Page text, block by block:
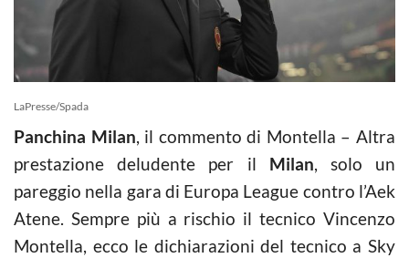
LaPresse/Spada
Panchina Milan, il commento di Montella – Altra
prestazione deludente per il Milan, solo un
pareggio nella gara di Europa League contro l’Aek
Atene. Sempre più a rischio il tecnico Vincenzo
Montella, ecco le dichiarazioni del tecnico a Sky